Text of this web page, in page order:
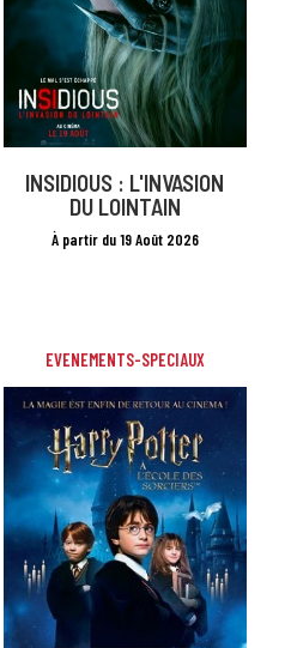
INSIDIOUS : L'INVASION
DU LOINTAIN
À partir du 19 Août 2026
EVENEMENTS-SPECIAUX